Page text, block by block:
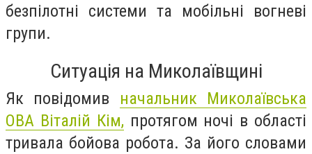
безпілотні системи та мобільні вогневі
групи.
Ситуація на Миколаївщині
Як повідомив начальник Миколаївська
ОВА Віталій Кім, протягом ночі в області
тривала бойова робота. За його словами